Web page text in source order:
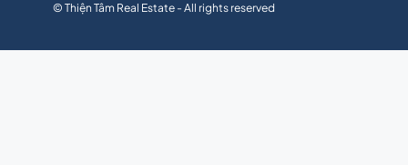
© Thiện Tâm Real Estate - All rights reserved